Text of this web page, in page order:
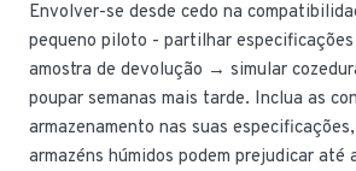
Envolver-se desde cedo na
pequeno piloto - partilhar
amostra de devolução → simular
poupar semanas mais tarde. Inclua as
armazenamento nas suas
armazéns húmidos podem prejudicar até